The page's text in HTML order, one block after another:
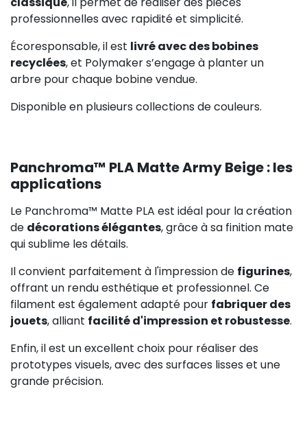
professionnelles avec rapidité et simplicité.
Écoresponsable, il est livré avec des bobines
recyclées, et Polymaker s’engage à planter un
arbre pour chaque bobine vendue.
Disponible en plusieurs collections de couleurs.
Panchroma™ PLA Matte Army Beige : les
applications
Le Panchroma™ Matte PLA est idéal pour la création
de décorations élégantes, grâce à sa finition mate
qui sublime les détails.
Il convient parfaitement à l'impression de figurines,
offrant un rendu esthétique et professionnel. Ce
filament est également adapté pour fabriquer des
jouets, alliant facilité d'impression et robustesse.
Enfin, il est un excellent choix pour réaliser des
prototypes visuels, avec des surfaces lisses et une
grande précision.